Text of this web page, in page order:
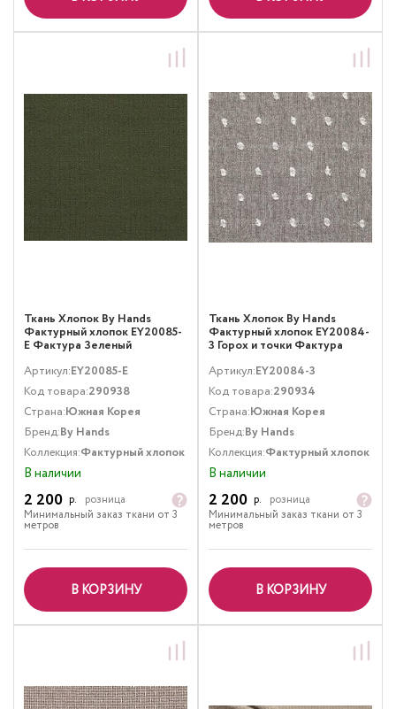
Ткань Хлопок By Hands
Фактурный хлопок EY20085-
E Фактура Зеленый
Артикул:EY20085-E
Код товара:290938
Страна:Южная Корея
Бренд:By Hands
Коллекция:Фактурный хлопок
В наличии
2 200 р.
розница
Минимальный заказ ткани от 3
метров
В КОРЗИНУ
Ткань Хлопок By Hands
Фактурный хлопок EY20084-
3 Горох и точки Фактура
Артикул:EY20084-3
Код товара:290934
Страна:Южная Корея
Бренд:By Hands
Коллекция:Фактурный хлопок
В наличии
2 200 р.
розница
Минимальный заказ ткани от 3
метров
В КОРЗИНУ